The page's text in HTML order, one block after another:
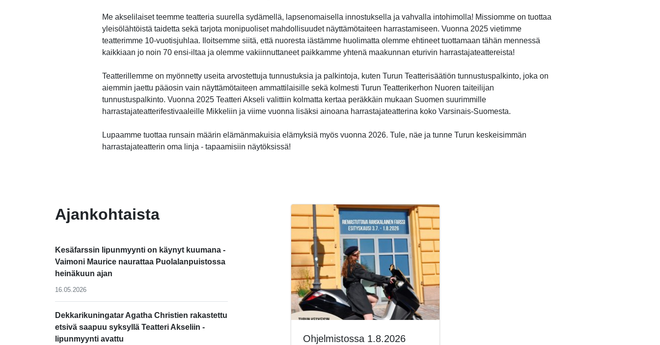
Me akselilaiset teemme teatteria suurella sydämellä, lapsenomaisella innostuksella ja vahvalla intohimolla! Missiomme on tuottaa
yleisölähtöistä taidetta sekä tarjota monipuoliset mahdollisuudet näyttämötaiteen harrastamiseen. Vuonna 2025 vietimme
teatterimme 10-vuotisjuhlaa. Iloitsemme siitä, että nuoresta iästämme huolimatta olemme ehtineet tuottamaan tähän mennessä
kaikkiaan jo noin 70 ensi-iltaa ja olemme vakiinnuttaneet paikkamme yhtenä maakunnan eturivin harrastajateattereista!
Teatterillemme on myönnetty useita arvostettuja tunnustuksia ja palkintoja, kuten Turun Teatterisäätiön tunnustuspalkinto, joka on
aiemmin jaettu pääosin vain näyttämötaiteen ammattilaisille sekä kolmesti Turun Teatterikerhon Nuoren taiteilijan
tunnustuspalkinto. Vuonna 2025 Teatteri Akseli valittiin kolmatta kertaa peräkkäin mukaan Suomen suurimmille
harrastajateatterifestivaaleille Mikkeliin ja viime vuonna lisäksi ainoana harrastajateatterina koko Varsinais-Suomesta.
Lupaamme tuottaa runsain määrin elämänmakuisia elämyksiä myös vuonna 2026. Tule, näe ja tunne Turun keskeisimmän
harrastajateatterin oma linja - tapaamisiin näytöksissä!
Ajankohtaista
Kesäfarssin lipunmyynti on käynyt kuumana -
Vaimoni Maurice naurattaa Puolalanpuistossa
heinäkuun ajan
16.05.2026
Dekkarikuningatar Agatha Christien rakastettu
etsivä saapuu syksyllä Teatteri Akseliin -
lipunmyynti avattu
Ohjelmistossa 1.8.2026